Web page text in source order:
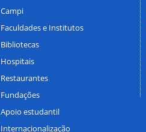
Campi
Faculdades e Institutos
Bibliotecas
Hospitais
Restaurantes
Fundações
Apoio estudantil
Internacionalização